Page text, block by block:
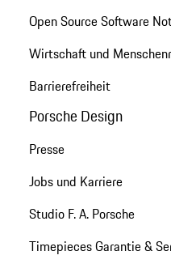
Open Source Software
Wirtschaft und
Barrierefreiheit
Porsche Design
Presse
Jobs und Karriere
Studio F. A. Porsche
Timepieces Garantie &